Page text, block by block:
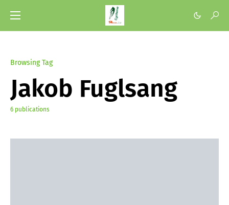
Browsing Tag
Jakob Fuglsang
6 publications